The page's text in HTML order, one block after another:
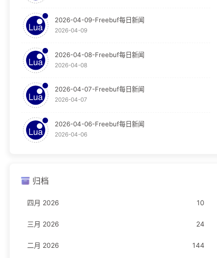
技术文档
教程
Graylog
Obsidian
OpenResty
WAF
新闻
编程语言
JavaScript
Rust 11
TypeScript 4
2026-04-09-Freebuf每日新闻
2026-04-09
2026-04-08-Freebuf每日新闻
2026-04-08
2026-04-07-Freebuf每日新闻
2026-04-07
2026-04-06-Freebuf每日新闻
2026-04-06
归档
四月 2026 10
三月 2026 24
二月 2026 144